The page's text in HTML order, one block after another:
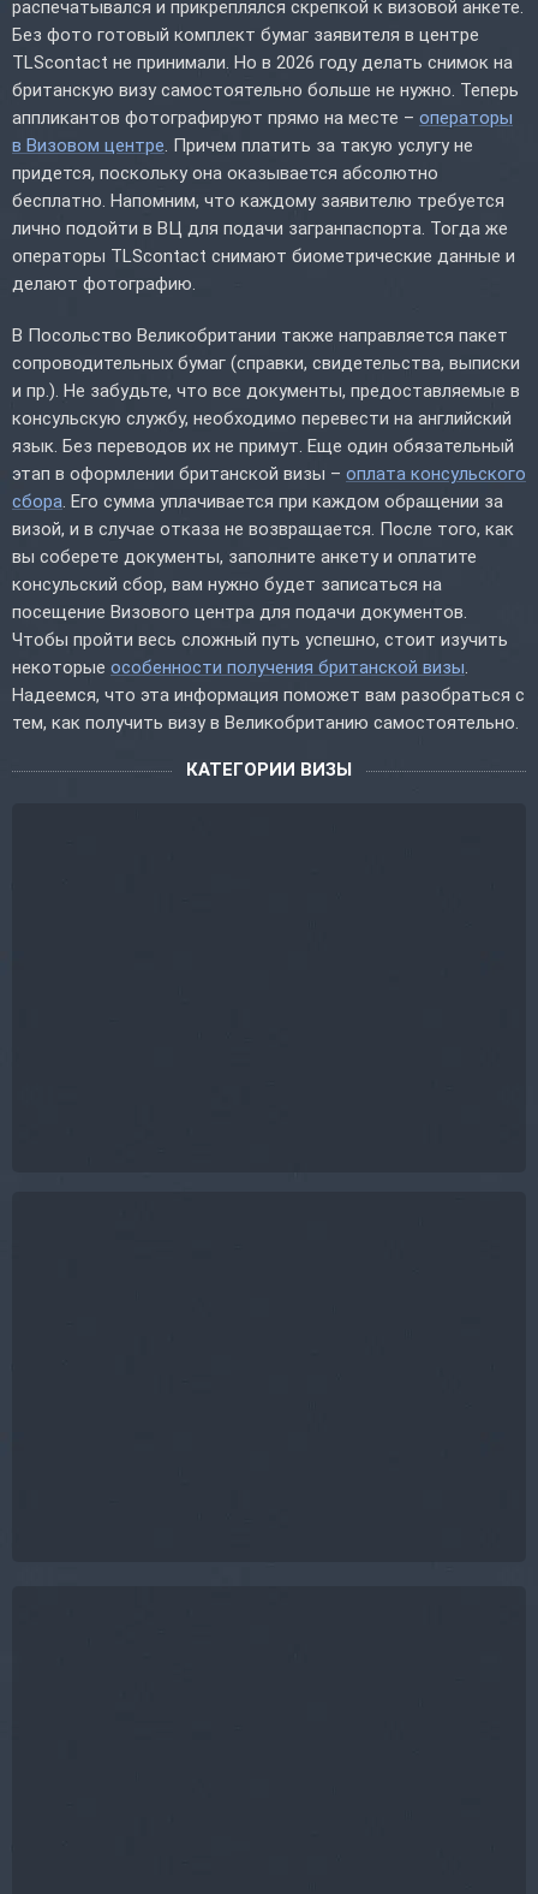
распечатывался и прикреплялся скрепкой к визовой анкете.
Без фото готовый комплект бумаг заявителя в центре
TLScontact не принимали. Но в 2026 году делать снимок на
британскую визу самостоятельно больше не нужно. Теперь
аппликантов фотографируют прямо на месте – операторы
в Визовом центре . Причем платить за такую услугу не
придется, поскольку она оказывается абсолютно
бесплатно. Напомним, что каждому заявителю требуется
лично подойти в ВЦ для подачи загранпаспорта. Тогда же
операторы TLScontact снимают биометрические данные и
делают фотографию.
В Посольство Великобритании также направляется пакет
сопроводительных бумаг (справки, свидетельства, выписки
и пр.). Не забудьте, что все документы, предоставляемые в
консульскую службу, необходимо перевести на английский
язык. Без переводов их не примут. Еще один обязательный
этап в оформлении британской визы – оплата консульского
сбора . Его сумма уплачивается при каждом обращении за
визой, и в случае отказа не возвращается. После того, как
вы соберете документы, заполните анкету и оплатите
консульский сбор, вам нужно будет записаться на
посещение Визового центра для подачи документов.
Чтобы пройти весь сложный путь успешно, стоит изучить
некоторые особенности получения британской визы
Надеемся, что эта информация поможет вам разобраться с
тем, как получить визу в Великобританию самостоятельно.
КАТЕГОРИИ ВИЗЫ